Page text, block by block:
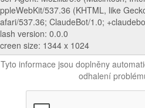
Tyto informace jsou doplněny
odhalení